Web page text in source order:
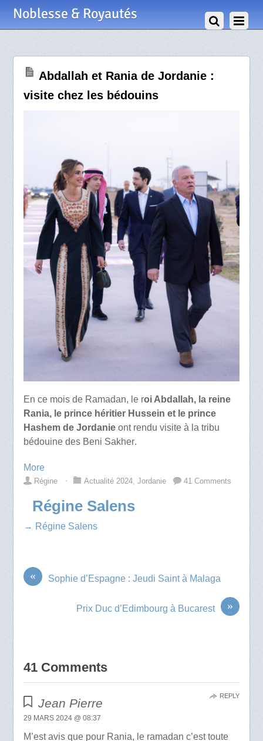
Noblesse & Royautés
Abdallah et Rania de Jordanie :
visite chez les bédouins
En ce mois de Ramadan, le roi Abdallah, la reine
Rania, le prince héritier Hussein et le prince
Hashem de Jordanieont rendu visite à la tribu
bédouine des Beni Sakher.
More
Régine ⋅ Actualité 2024, Jordanie 41 Comments
Régine Salens
→ Régine Salens
« Sophie d’Espagne : Jeudi Saint à Malaga
»
Prix Duc d’Edimbourg à Bucarest
41 Comments
Jean Pierre
29 MARS 2024 @ 08:37
M’est avis que pour Rania, le ramadan c’est toute
REPLY